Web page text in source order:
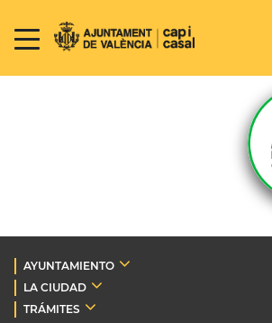
AYUNTAMIENTO
LA CIUDAD
TRÁMITES